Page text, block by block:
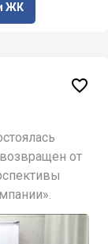
ЖК
от
